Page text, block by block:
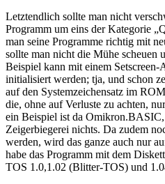
Letztendlich sollte man nicht
Programm um eins der Kategorie
man seine Programme richtig mit
sollte man nicht die Mühe scheuen
Beispiel kann mit einem
initialisiert werden; tja, und schon
auf den Systemzeichensatz im
die, ohne auf Verluste zu achten,
ein Beispiel ist da Omikron.BASIC,
Zeigerbiegerei nichts. Da zudem
werden, wird das ganze auch nur
habe das Programm mit dem
TOS 1.0,1.02 (Blitter-TOS) und